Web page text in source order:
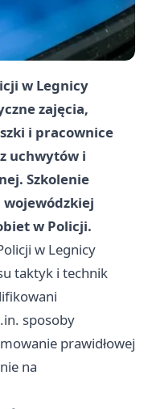
w Legnicy
zajęcia,
i pracownice
uchwytów i
Szkolenie
wojewódzkiej
w Policji.
w Legnicy
taktyk i technik
sposoby
prawidłowej
na